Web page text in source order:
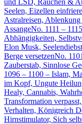
und LSD, Rauchen &
Seelen, Eizellen
Astralreisen,
AssangeNo. 1111 –
Abhängigkeiten,
Elon Musk,
Berge versetzenNo.
Zauberstab, Sinnlose
1096 – 1100 – Islam,
im Kopf, Ungute
Healy, Cannabis,
Transformation
Verhalten, Königreich
Hirnstimulator, Sich